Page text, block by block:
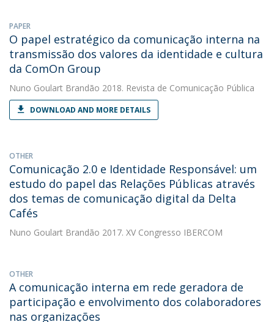
PAPER
O papel estratégico da comunicação interna na
transmissão dos valores da identidade e cultura
da ComOn Group
Nuno Goulart Brandão 2018. Revista de Comunicação Pública
DOWNLOAD AND MORE DETAILS
OTHER
Comunicação 2.0 e Identidade Responsável: um
estudo do papel das Relações Públicas através
dos temas de comunicação digital da Delta
Cafés
Nuno Goulart Brandão 2017. XV Congresso IBERCOM
OTHER
A comunicação interna em rede geradora de
participação e envolvimento dos colaboradores
nas organizações